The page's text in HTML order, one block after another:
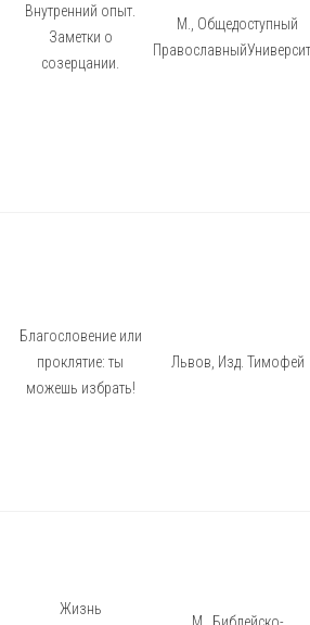
Внутренний опыт.
Заметки о
созерцании.
М., Общедоступный
Благословение или
проклятие: ты
можешь избрать!
Львов, Изд. Тимофей
Жизнь
М., Библейско-